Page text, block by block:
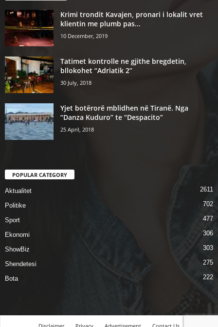
Krimi trondit Kavajen, pronari i lokalit vret
klientin me plumb pas...
10 December, 2019
Tatimet kontrolle ne gjithe bregdetin,
bllokohet “Adriatik 2”
30 July, 2018
Yjet botërorë mblidhen në Tiranë. Nga
“Danza Kuduro” te “Despacito”
25 April, 2018
POPULAR CATEGORY
Aktualitet 2611
Politike 702
Sport 477
Ekonomi 306
ShowBiz 303
Shendetesi 275
Bota 222